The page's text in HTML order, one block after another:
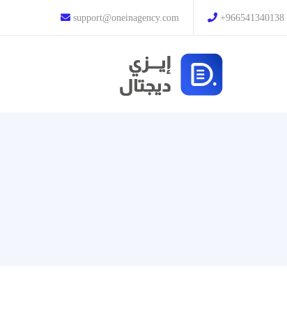
support@oneinagency.com +966541340138